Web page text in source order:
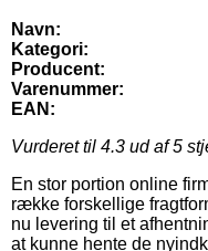
Navn:
Kategori:
Producent:
Varenummer:
EAN:
Vurderet til 4.3 ud af 5
En stor portion online
række forskellige
nu levering til et
at kunne hente de